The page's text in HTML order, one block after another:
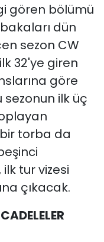
gören bölümü
dün
sezon CW
32'ye giren
göre
sezonun ilk üç
torba da
tur vizesi
çıkacak.